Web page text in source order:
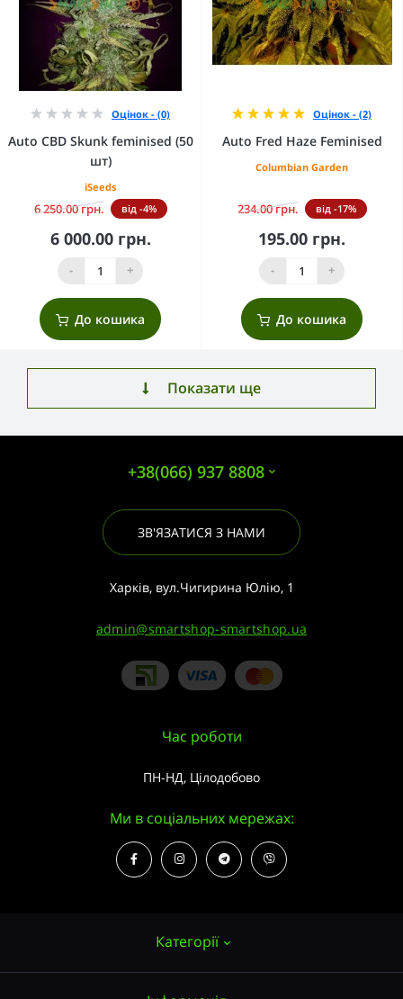
Оцінок - (0)
Auto CBD Skunk feminised (50
шт)
iSeeds
6 250.00 грн. від -4%
6 000.00 грн.
- +
До кошика
Оцінок - (2)
Auto Fred Haze Feminised
Columbian Garden
234.00 грн. від -17%
195.00 грн.
- +
До кошика
Показати ще
+38(066) 937 8808
ЗВ'ЯЗАТИСЯ З НАМИ
Харків, вул.Чигирина Юлію, 1
admin@smartshop-smartshop.ua
Категорії
Час роботи
ПН-НД, Цілодобово
Ми в соціальних мережах: